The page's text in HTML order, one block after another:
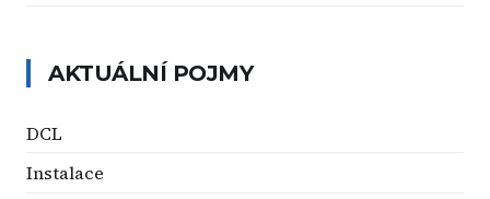
AKTUÁLNÍ POJMY
DCL
Instalace